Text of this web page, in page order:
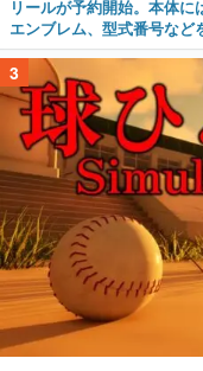
リールが予約開始。本体
エンブレム、型式番号など
3